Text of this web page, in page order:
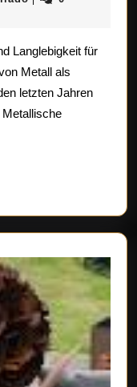
Langlebigkeit für
Metall als
letzten Jahren